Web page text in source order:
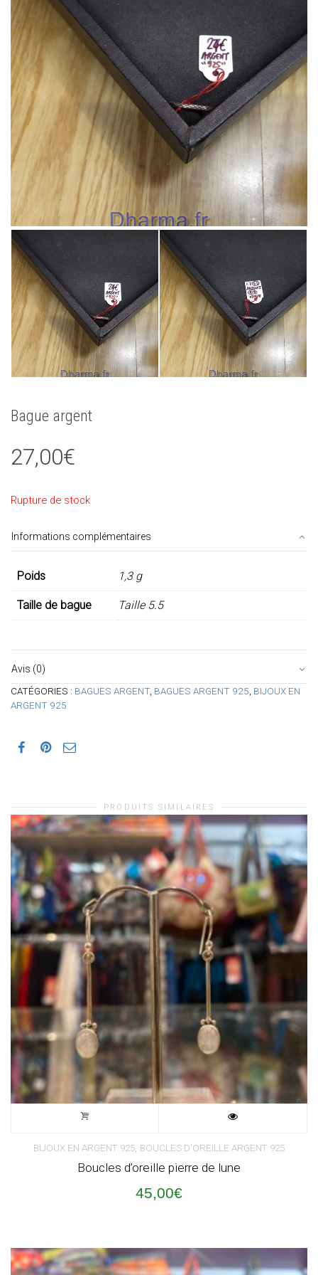
Bague argent
27,00€
Rupture de stock
Informations complémentaires
Poids 1,3 g
Taille de bague Taille 5.5
Avis (0)
CATÉGORIES : BAGUES ARGENT, BAGUES ARGENT 925 BIJOUX EN
ARGENT 925
PRODUITS SIMILAIRES
BIJOUX EN ARGENT 925, BOUCLES D'OREILLE ARGENT 925
Boucles d’oreille pierre de lune
45,00€